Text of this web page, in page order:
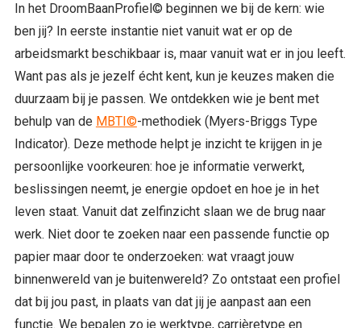
In het DroomBaanProfiel© beginnen we bij de kern: wie
ben jij? In eerste instantie niet vanuit wat er op de
arbeidsmarkt beschikbaar is, maar vanuit wat er in jou leeft.
Want pas als je jezelf écht kent, kun je keuzes maken die
duurzaam bij je passen. We ontdekken wie je bent met
behulp van de MBTI©-methodiek (Myers-Briggs Type
Indicator). Deze methode helpt je inzicht te krijgen in je
persoonlijke voorkeuren: hoe je informatie verwerkt,
beslissingen neemt, je energie opdoet en hoe je in het
leven staat. Vanuit dat zelfinzicht slaan we de brug naar
werk. Niet door te zoeken naar een passende functie op
papier maar door te onderzoeken: wat vraagt jouw
binnenwereld van je buitenwereld? Zo ontstaat een profiel
dat bij jou past, in plaats van dat jij je aanpast aan een
functie. We bepalen zo je werktype, carrièretype en